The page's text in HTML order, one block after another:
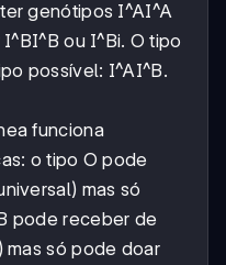
genótipos I^AI^A
ou I^Bi. O tipo
possível: I^AI^B.
funciona
o tipo O pode
mas só
pode receber de
só pode doar